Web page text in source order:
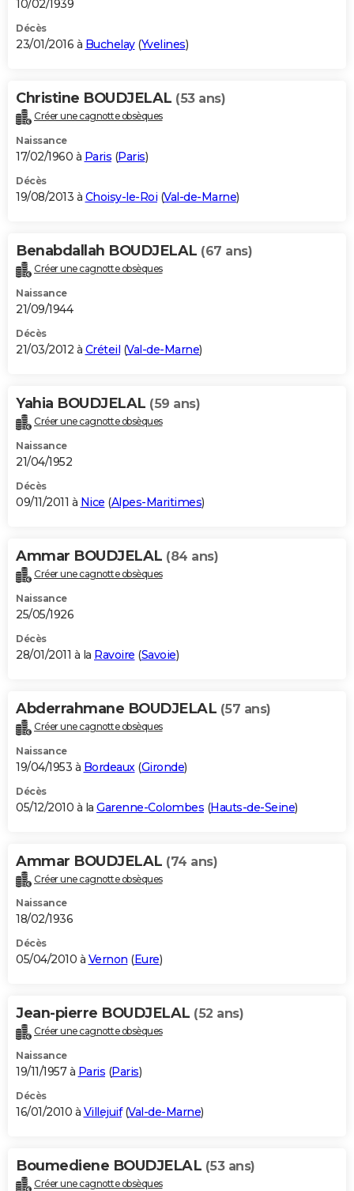
10/02/1939
Décès
23/01/2016 à Buchelay(Yvelines)
Christine BOUDJELAL (53 ans)
Créer une cagnotte obsèques
Naissance
17/02/1960 à Paris (Paris)
Décès
19/08/2013 à Choisy-le-Roi (Val-de-Marne)
Benabdallah BOUDJELAL (67 ans)
Créer une cagnotte obsèques
Naissance
21/09/1944
Décès
21/03/2012 à Créteil (Val-de-Marne)
Yahia BOUDJELAL (59 ans)
Créer une cagnotte obsèques
Naissance
21/04/1952
Décès
09/11/2011 à Nice (Alpes-Maritimes)
Ammar BOUDJELAL (84 ans)
Créer une cagnotte obsèques
Naissance
25/05/1926
Décès
28/01/2011 à la Ravoire (Savoie)
Abderrahmane BOUDJELAL (57 ans)
Créer une cagnotte obsèques
Naissance
19/04/1953 à Bordeaux (Gironde)
Décès
05/12/2010 à la Garenne-Colombes (Hauts-de-Seine)
Ammar BOUDJELAL (74 ans)
Créer une cagnotte obsèques
Naissance
18/02/1936
Décès
05/04/2010 à Vernon (Eure)
Jean-pierre BOUDJELAL (52 ans)
Créer une cagnotte obsèques
Naissance
19/11/1957 à Paris (Paris)
Décès
16/01/2010 à Villejuif(Val-de-Marne)
Boumediene BOUDJELAL (53 ans)
Créer une cagnotte obsèques